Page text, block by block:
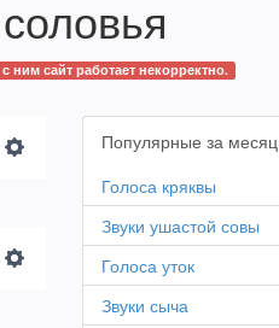
сайт работает некорректно.
Популярные за месяц
Голоса кряквы
Звуки ушастой совы
Голоса уток
Звуки сыча